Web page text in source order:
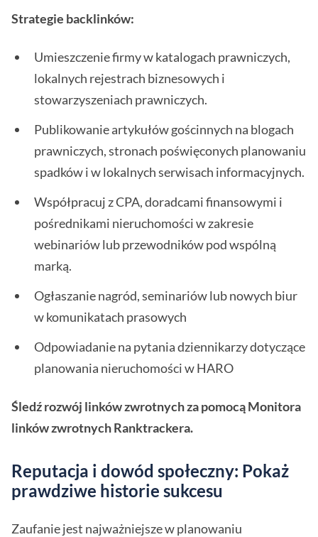
Strategie backlinków:
Umieszczenie firmy w katalogach prawniczych,
lokalnych rejestrach biznesowych i
stowarzyszeniach prawniczych.
Publikowanie artykułów gościnnych na blogach
prawniczych, stronach poświęconych planowaniu
spadków i w lokalnych serwisach informacyjnych.
Współpracuj z CPA, doradcami finansowymi i
pośrednikami nieruchomości w zakresie
webinariów lub przewodników pod wspólną
marką.
Ogłaszanie nagród, seminariów lub nowych biur
w komunikatach prasowych
Odpowiadanie na pytania dziennikarzy dotyczące
planowania nieruchomości w HARO
Śledź rozwój linków zwrotnych za pomocą Monitora
linków zwrotnych Ranktrackera.
Reputacja i dowód społeczny: Pokaż
prawdziwe historie sukcesu
Zaufanie jest najważniejsze w planowaniu